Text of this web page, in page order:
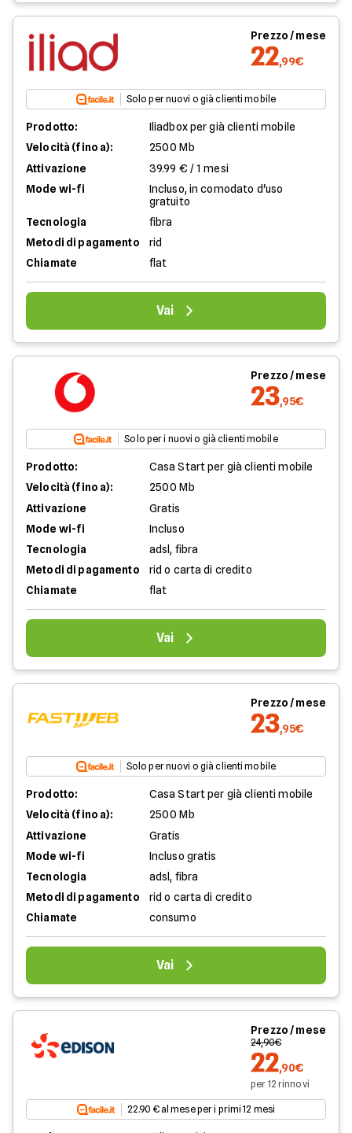
Prezzo / mese
22,99€
Solo per nuovi o già clienti mobile
Prodotto:
Iliadbox per già clienti mobile
Velocità (fino a):
2500 Mb
Attivazione
39.99 € / 1 mesi
Mode wi-fi
Incluso, in comodato d'uso
gratuito
Tecnologia
fibra
Metodi di pagamento
rid
Chiamate
flat
Vai
Prezzo / mese
23,95€
Solo per i nuovi o già clienti mobile
Prodotto:
Casa Start per già clienti mobile
Velocità (fino a):
2500 Mb
Attivazione
Gratis
Mode wi-fi
Incluso
Tecnologia
adsl, fibra
Metodi di pagamento
rid o carta di credito
Chiamate
flat
Vai
Prezzo / mese
23,95€
Solo per nuovi o già clienti mobile
Prodotto:
Casa Start per già clienti mobile
Velocità (fino a):
2500 Mb
Attivazione
Gratis
Mode wi-fi
Incluso gratis
Tecnologia
adsl, fibra
Metodi di pagamento
rid o carta di credito
Chiamate
consumo
Vai
Prezzo / mese
24,90€
22,90€
per 12 rinnovi
22.90 € al mese per i primi 12 mesi